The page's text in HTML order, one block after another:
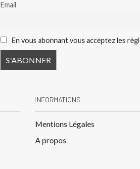
Email
En vous abonnant vous acceptez les
INFORMATIONS
Mentions Légales
A propos